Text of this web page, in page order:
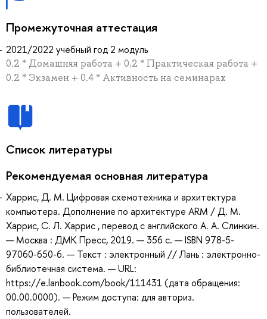
Промежуточная аттестация
2021/2022 учебный год 2 модуль
0.2 * Домашняя работа + 0.2 * Практическая работа +
0.2 * Экзамен + 0.4 * Активность на семинарах
Список литературы
Рекомендуемая основная литература
Харрис, Д. М. Цифровая схемотехника и архитектура
компьютера. Дополнение по архитектуре ARM / Д. М.
Харрис, С. Л. Харрис , перевод с английского А. А. Слинкин.
— Москва : ДМК Пресс, 2019. — 356 с. — ISBN 978-5-
97060-650-6. — Текст : электронный // Лань : электронно-
библиотечная система. — URL:
https://e.lanbook.com/book/111431 (дата обращения:
00.00.0000). — Режим доступа: для авториз.
пользователей.